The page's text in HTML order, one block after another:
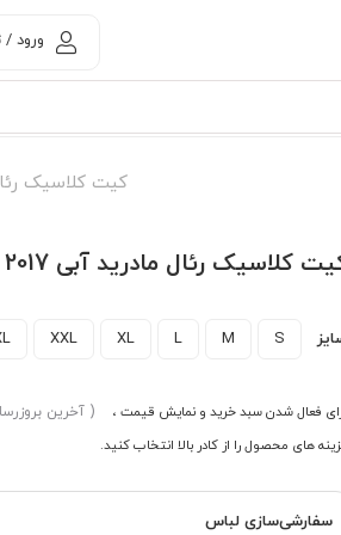
ورود /
کیت کلاسیک رئال
کلاسیک رئال مادرید آبی 2017
S
M
L
XL
XXL
( آخرین بروزرسانی : 28
فعال شدن سبد خرید و نمایش قیمت ،
های محصول را از کادر بالا انتخاب کنید.
سفارشی‌سازی لباس